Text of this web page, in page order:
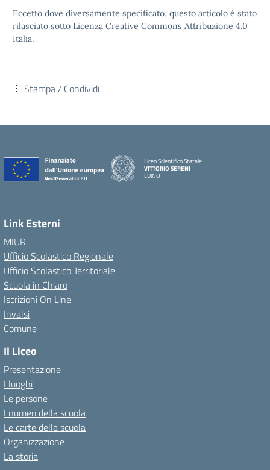
Eccetto dove diversamente specificato, questo articolo è stato
rilasciato sotto Licenza Creative Commons Attribuzione 4.0
Italia.
Stampa / Condividi
Liceo Scientifico Statale
VITTORIO SERENI
LUINO
Link Esterni
MIUR
Ufficio Scolastico Regionale
Ufficio Scolastico Territoriale
Scuola in Chiaro
Iscrizioni On Line
Invalsi
Comune
Il Liceo
Presentazione
I luoghi
Le persone
I numeri della scuola
Le carte della scuola
Organizzazione
La storia